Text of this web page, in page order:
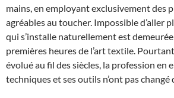
mains, en employant exclusivement des
agréables au toucher. Impossible d’aller
qui s’installe naturellement est
premières heures de l’art textile.
évolué au fil des siècles, la profession en
techniques et ses outils n’ont pas